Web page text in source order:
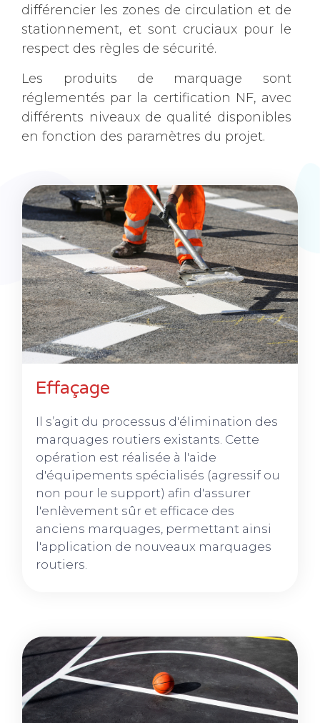
différencier les zones de circulation et de
stationnement, et sont cruciaux pour le
respect des règles de sécurité.
Les produits de marquage sont
réglementés par la certification NF, avec
différents niveaux de qualité disponibles
en fonction des paramètres du projet.
Effaçage
Il s’agit du processus d'élimination des
marquages routiers existants. Cette
opération est réalisée à l'aide
d'équipements spécialisés (agressif ou
non pour le support) afin d'assurer
l'enlèvement sûr et efficace des
anciens marquages, permettant ainsi
l'application de nouveaux marquages
routiers.